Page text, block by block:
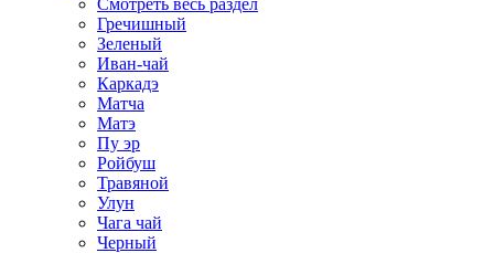
Смотреть весь раздел
Гречишный
Зеленый
Иван-чай
Каркадэ
Матча
Матэ
Пу эр
Ройбуш
Травяной
Улун
Чага чай
Черный